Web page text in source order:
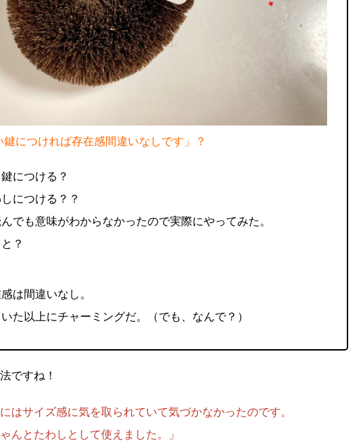
鍵につければ存在感間違いなしです」？
につける？
につける？？
でも意味がわからなかったので実際にやってみた。
？
は間違いなし。
た以上にチャーミングだ。（でも、なんで？）
ですね！
にはサイズ感に気を取られていて気づかなかったのです。
んとたわしとして使えました。」